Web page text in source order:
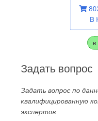
В
в
Задать вопрос
Задать вопрос по
квалифицированную
экспертов